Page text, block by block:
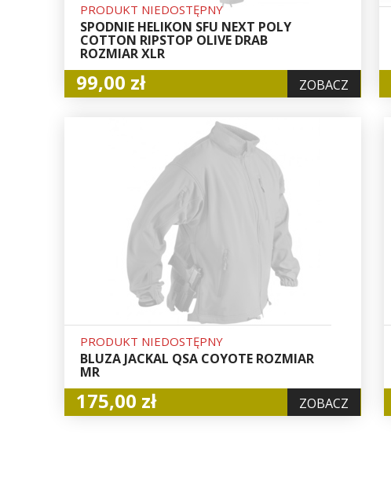
PRODUKT NIEDOSTĘPNY
SPODNIE HELIKON SFU NEXT POLY
COTTON RIPSTOP OLIVE DRAB
ROZMIAR XLR
99,00 zł ZOBACZ
PRODUKT NIEDOSTĘPNY
BLUZA JACKAL QSA COYOTE ROZMIAR
MR
175,00 zł ZOBACZ